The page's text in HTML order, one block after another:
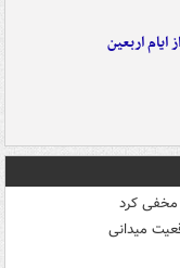
ایام اربعین
کرد
میدانی